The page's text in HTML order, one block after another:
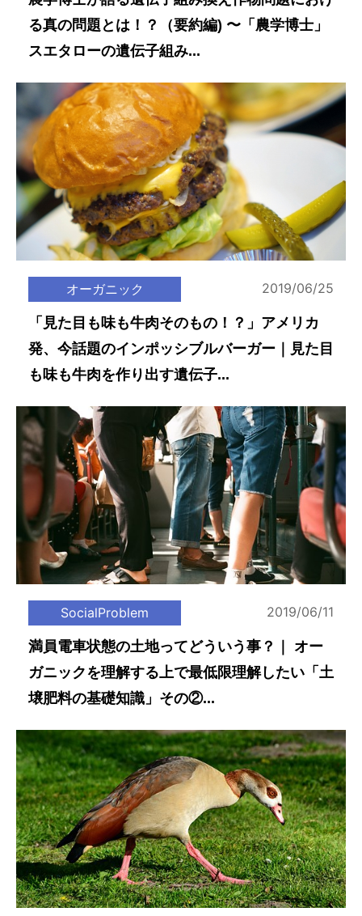
る真の問題とは！？（要約編) 〜「農学博士」
スエタローの遺伝子組み...
オーガニック 2019/06/25
「見た目も味も牛肉そのもの！？」アメリカ
発、今話題のインポッシブルバーガー｜見た目
も味も牛肉を作り出す遺伝子...
SocialProblem 2019/06/11
満員電車状態の土地ってどういう事？｜ オー
ガニックを理解する上で最低限理解したい「土
壌肥料の基礎知識」その②...